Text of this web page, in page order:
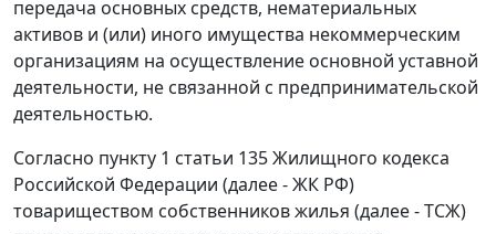
передача основных средств, нематериальных
активов и (или) иного имущества некоммерческим
организациям на осуществление основной уставной
деятельности, не связанной с предпринимательской
деятельностью.
Согласно пункту 1 статьи 135Жилищного кодекса
Российской Федерации (далее - ЖК РФ)
товариществом собственников жилья (далее - ТСЖ)